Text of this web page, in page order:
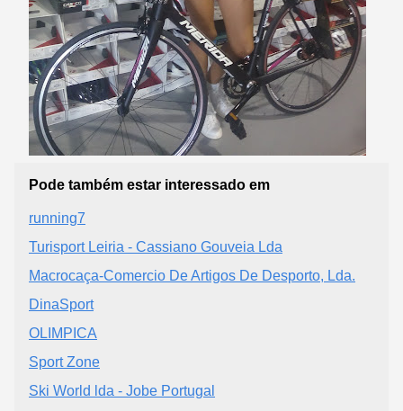
Pode também estar interessado em
running7
Turisport Leiria - Cassiano Gouveia Lda
Macrocaça-Comercio De Artigos De Desporto, Lda.
DinaSport
OLIMPICA
Sport Zone
Ski World lda - Jobe Portugal